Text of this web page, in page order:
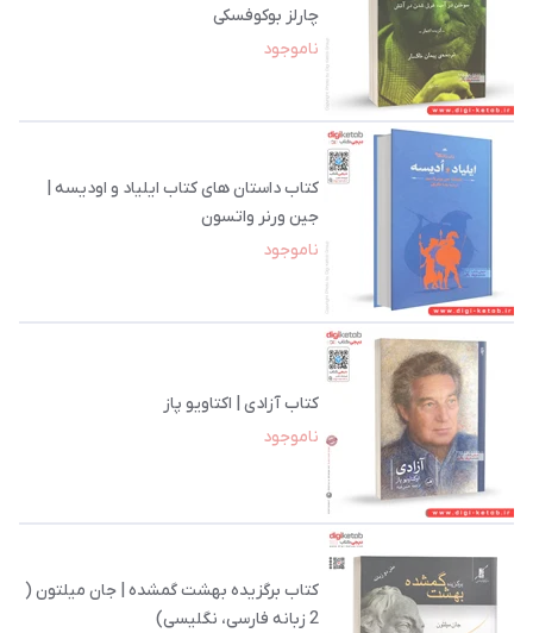
چارلز بوکوفسکی
ناموجود
کتاب داستان های کتاب ایلیاد و اودیسه |
جین ورنر واتسون
ناموجود
کتاب آزادی | اکتاویو پاز
ناموجود
کتاب برگزیده بهشت گمشده | جان میلتون (
2 زبانه فارسی، نگلیسی)